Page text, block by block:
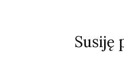
Susiję